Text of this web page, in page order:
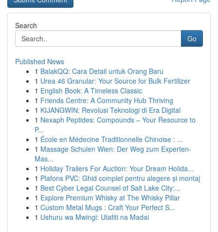
Search
Go
Published News
1 BalakQQ: Cara Detail untuk Orang Baru
1 Urea 46 Granular: Your Source for Bulk Fertilizer
1 English Book: A Timeless Classic
1 Friends Centre: A Community Hub Thriving
1 KIJANGWIN: Revolusi Teknologi di Era Digital
1 Nexaph Peptides: Compounds – Your Resource to
P...
1 École en Médecine Traditionnelle Chinoise : ...
1 Massage Schulen Wien: Der Weg zum Experten-
Mas...
1 Holiday Trailers For Auction: Your Dream Holida...
1 Plafons PVC: Ghid complet pentru alegere și montaj
1 Best Cyber Legal Counsel of Salt Lake City:...
1 Explore Premium Whisky at The Whisky Pillar
1 Custom Metal Mugs : Craft Your Perfect S...
1 Ushuru wa Mwingi: Utafiti na Madai